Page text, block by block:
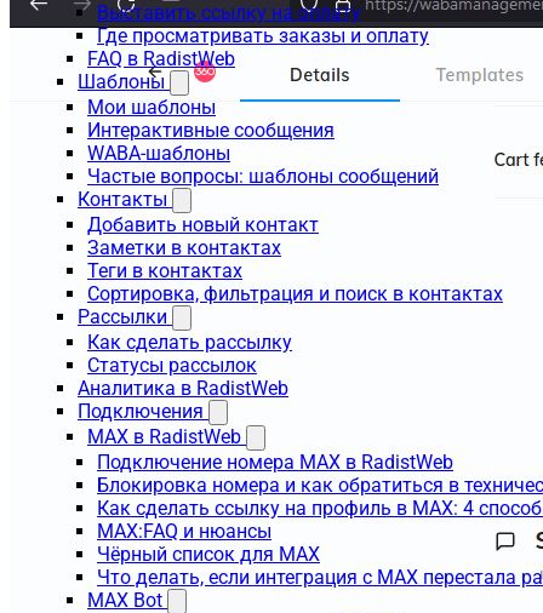
Выставить ссылку на оплату
Где просматривать заказы и оплату
FAQ в RadistWeb
Шаблоны
Мои шаблоны
Интерактивные сообщения
WABA-шаблоны
Частые вопросы: шаблоны сообщений
Контакты
Добавить новый контакт
Заметки в контактах
Теги в контактах
Сортировка, фильтрация и поиск в контактах
Рассылки
Как сделать рассылку
Статусы рассылок
Аналитика в RadistWeb
Подключения
MAX в RadistWeb
Подключение номера MAX в RadistWeb
Блокировка номера и как обратиться в
Как сделать ссылку на профиль в MAX: 4
MAX:FAQ и нюансы
Чёрный список для MAX
Что делать, если интеграция с MAX перестала
MAX Bot